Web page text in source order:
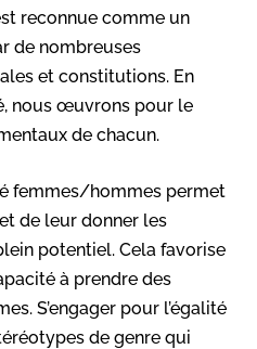
reconnue comme un
de nombreuses
et constitutions. En
nous œuvrons pour le
de chacun.
femmes/hommes permet
de leur donner les
potentiel. Cela favorise
à prendre des
S’engager pour l’égalité
de genre qui